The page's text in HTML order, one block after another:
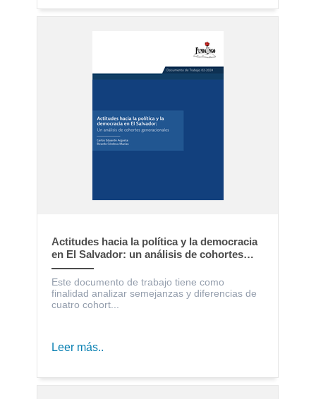
Actitudes hacia la política y la democracia
en El Salvador: un análisis de cohortes
generacionales
Este documento de trabajo tiene como
finalidad analizar semejanzas y diferencias de
cuatro cohort...
Leer más..